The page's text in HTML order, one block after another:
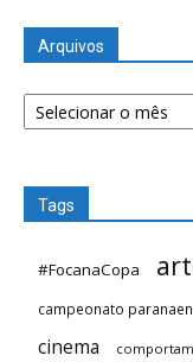
Arquivos
Arquivos
Tags
#FocanaCopa
campeonato
cinema